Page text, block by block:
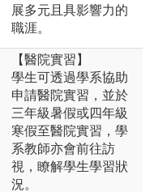
展多元且具影響力的
職涯。
【醫院實習】
學生可透過學系協助
申請醫院實習，並於
三年級暑假或四年級
寒假至醫院實習，學
系教師亦會前往訪
視，瞭解學生學習狀
況。